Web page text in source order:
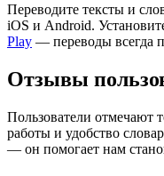
Переводите тексты и
iOS и Android.
Play — переводы всегда
Отзывы
Пользователи отмечают
работы и удобство
— он помогает нам